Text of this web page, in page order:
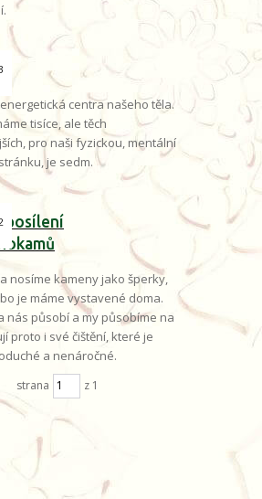
centra našeho těla.
tisíce, ale těch
pro naši fyzickou, mentální
je sedm.
posílení
nosíme kameny jako šperky,
je máme vystavené doma.
nás působí a my působíme na
proto i své čištění, které je
a nenáročné.
strana z 1